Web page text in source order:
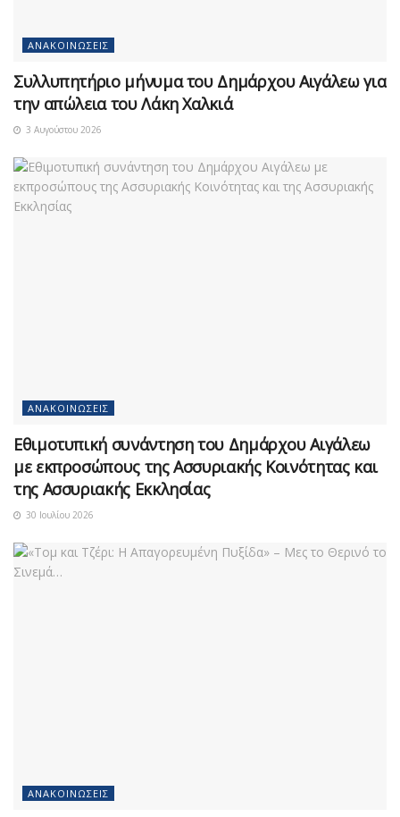
ΑΝΑΚΟΙΝΏΣΕΙΣ
Συλλυπητήριο μήνυμα του Δημάρχου Αιγάλεω για
την απώλεια του Λάκη Χαλκιά
3 Αυγούστου 2026
ΑΝΑΚΟΙΝΏΣΕΙΣ
Εθιμοτυπική συνάντηση του Δημάρχου Αιγάλεω
με εκπροσώπους της Ασσυριακής Κοινότητας και
της Ασσυριακής Εκκλησίας
30 Ιουλίου 2026
ΑΝΑΚΟΙΝΏΣΕΙΣ